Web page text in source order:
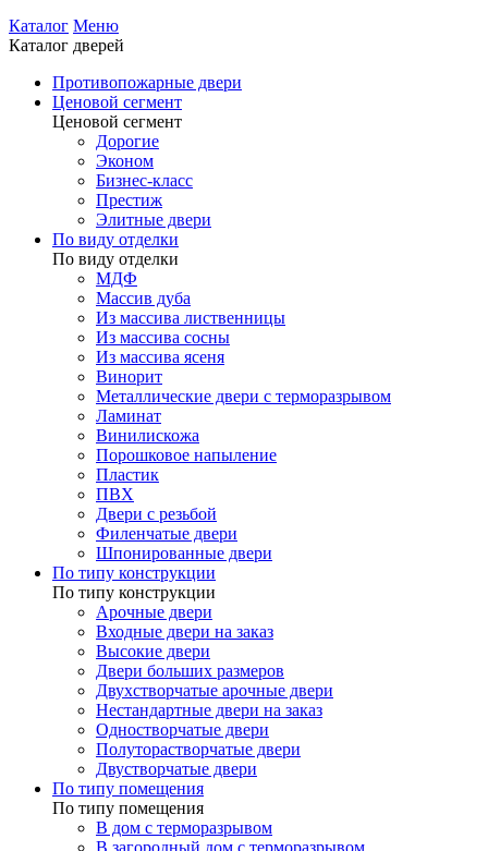
Каталог Меню
Каталог дверей
Противопожарные двери
Ценовой сегмент
Ценовой сегмент
Дорогие
Эконом
Бизнес-класс
Престиж
Элитные двери
По виду отделки
По виду отделки
МДФ
Массив дуба
Из массива лиственницы
Из массива сосны
Из массива ясеня
Винорит
Металлические двери с терморазрывом
Ламинат
Винилискожа
Порошковое напыление
Пластик
ПВХ
Двери с резьбой
Филенчатые двери
Шпонированные двери
По типу конструкции
По типу конструкции
Арочные двери
Входные двери на заказ
Высокие двери
Двери больших размеров
Двухстворчатые арочные двери
Нестандартные двери на заказ
Одностворчатые двери
Полуторастворчатые двери
Двустворчатые двери
По типу помещения
По типу помещения
В дом с терморазрывом